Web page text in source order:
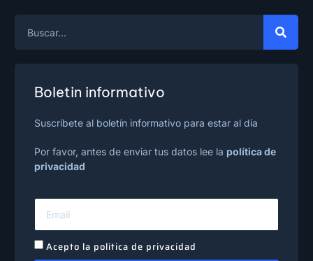
Boletin informativo
Suscríbete al boletín informativo para estar al día
Por favor, antes de enviar tus datos lee la política de
privacidad
Acepto la política de privacidad